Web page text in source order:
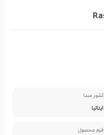
کشور مبدا
ایتالیا
فرم محصول